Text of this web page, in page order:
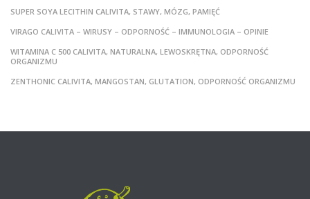
SUPER SOYA LECITHIN CALIVITA, STAWY, MÓZG, PAMIĘĆ
VIRAGO CALIVITA – WIRUSY – ODPORNOŚĆ – IMMUNOLOGIA – OPINIE
WITAMINA C 500 CALIVITA, NATURALNA, LEWOSKRĘTNA, ODPORNOŚĆ
ORGANIZMU
ZENTHONIC CALIVITA, MANGOSTAN, GLUTATION, ODPORNOŚĆ ORGANIZMU